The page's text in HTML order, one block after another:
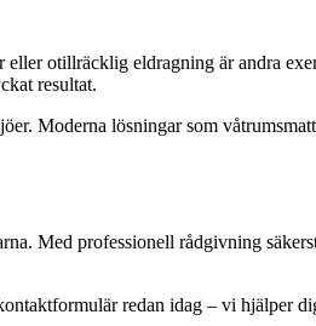
otillräcklig eldragning är andra
resultat.
Moderna lösningar som
Med professionell rådgivning
redan idag – vi hjälper